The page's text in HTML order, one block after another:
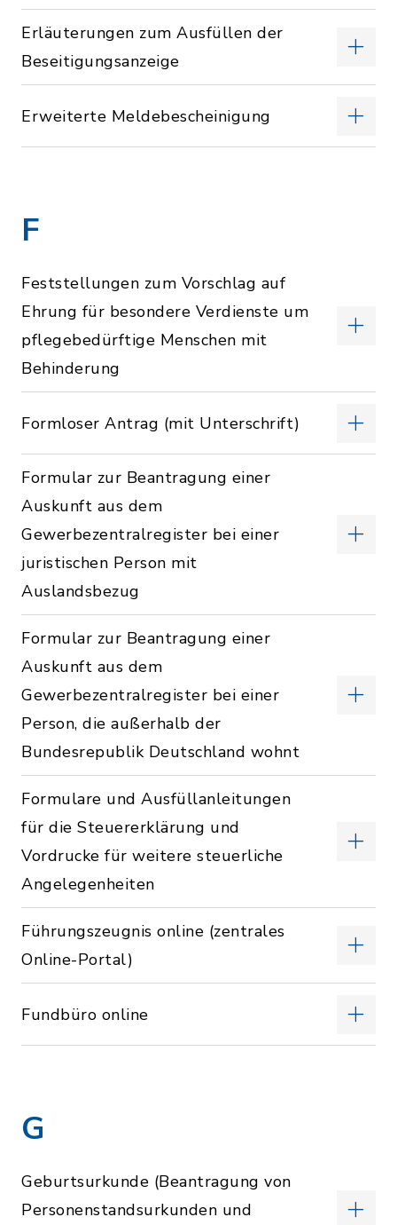
Erläuterungen zum Ausfüllen der
Beseitigungsanzeige
Erweiterte Meldebescheinigung
F
Feststellungen zum Vorschlag auf
Ehrung für besondere Verdienste um
pflegebedürftige Menschen mit
Behinderung
Formloser Antrag (mit Unterschrift)
Formular zur Beantragung einer
Auskunft aus dem
Gewerbezentralregister bei einer
juristischen Person mit
Auslandsbezug
Formular zur Beantragung einer
Auskunft aus dem
Gewerbezentralregister bei einer
Person, die außerhalb der
Bundesrepublik Deutschland wohnt
Formulare und Ausfüllanleitungen
für die Steuererklärung und
Vordrucke für weitere steuerliche
Angelegenheiten
Führungszeugnis online (zentrales
Online-Portal)
Fundbüro online
G
Geburtsurkunde (Beantragung von
Personenstandsurkunden und